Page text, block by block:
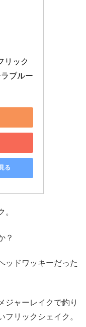
リック
ブルー
る
。
？
ッドワッキーだった
ジャーレイクで釣り
フリックシェイク。